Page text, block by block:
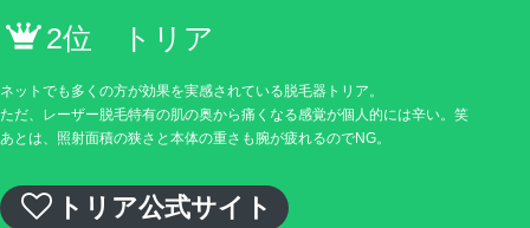
2位 トリア
ネットでも多くの方が効果を実感されている脱毛器トリア。
ただ、レーザー脱毛特有の肌の奥から痛くなる感覚が個人的には辛い。笑
あとは、照射面積の狭さと本体の重さも腕が疲れるのでNG。
トリア公式サイト